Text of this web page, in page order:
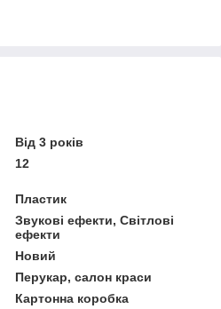
Від 3 років
12
Пластик
Звукові ефекти, Світлові
ефекти
Новий
Перукар, салон краси
Картонна коробка